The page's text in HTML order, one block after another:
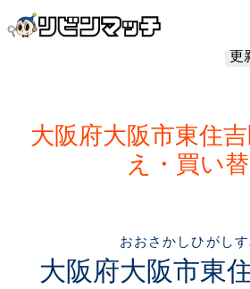
更
大阪府大阪市東住
え・買い替
大阪府大阪市東
おおさかしひがしす